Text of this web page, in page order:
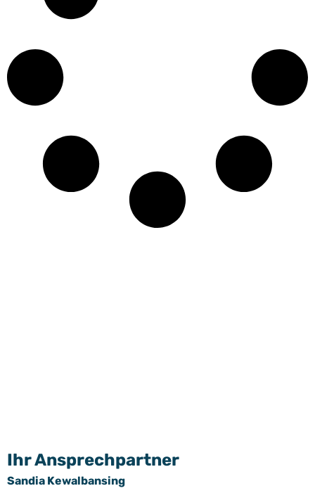
Ihr Ansprechpartner
Sandia Kewalbansing